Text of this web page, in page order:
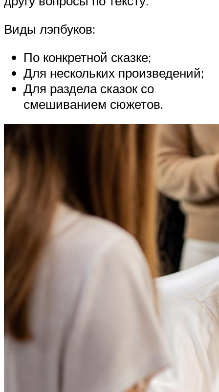
Виды лэпбуков:
По конкретной сказке;
Для нескольких произведений;
Для раздела сказок со
смешиванием сюжетов.